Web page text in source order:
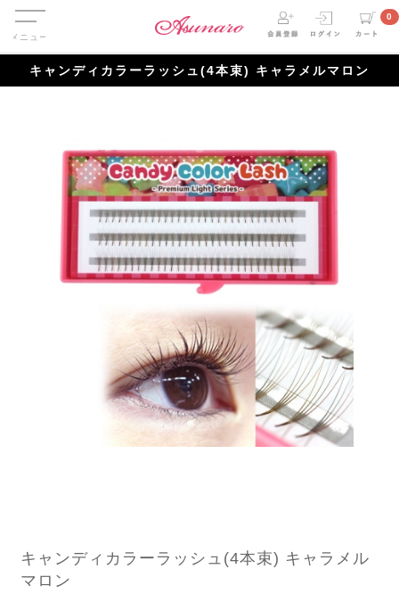
0
Menu
キャンディカラーラッシュ(4本束) キャラメルマロン
キャンディカラーラッシュ(4本束) キャラメル
マロン